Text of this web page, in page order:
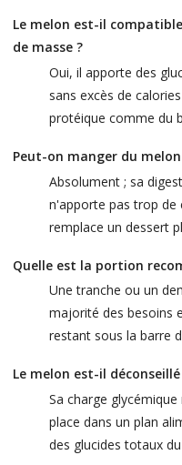
Le melon est-il
de masse ?
Oui, il apporte des
sans excès de
protéique comme du
Peut-on manger du
Absolument ; sa
n'apporte pas trop de
remplace un dessert
Quelle est la portion
Une tranche ou un
majorité des besoins
restant sous la barre
Le melon est-il
Sa charge
place dans un plan
des glucides totaux